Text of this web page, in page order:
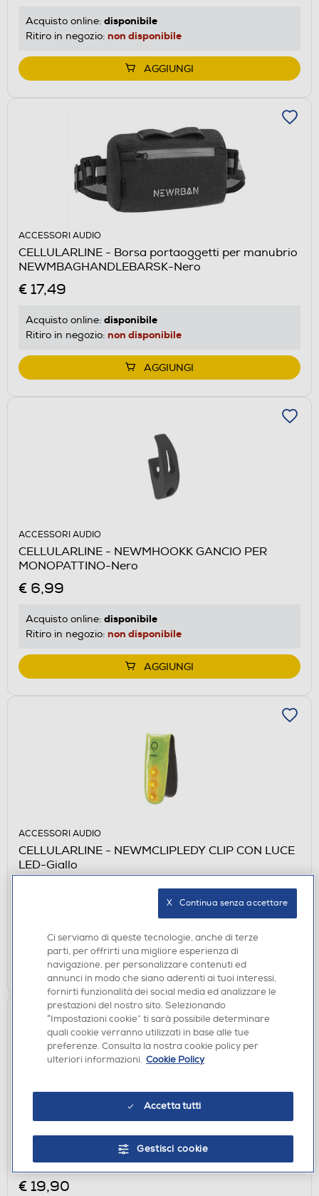
Acquisto online: disponibile
Ritiro in negozio: non disponibile
AGGIUNGI
ACCESSORI AUDIO
CELLULARLINE - Borsa portaoggetti per manubrio
NEWMBAGHANDLEBARSK-Nero
€ 17,49
Acquisto online: disponibile
Ritiro in negozio: non disponibile
AGGIUNGI
ACCESSORI AUDIO
CELLULARLINE - NEWMHOOKK GANCIO PER
MONOPATTINO-Nero
€ 6,99
Acquisto online: disponibile
Ritiro in negozio: non disponibile
AGGIUNGI
ACCESSORI AUDIO
CELLULARLINE - NEWMCLIPLEDY CLIP CON LUCE
LED-Giallo
Ritiro in negozio:non disponibile
AGGIUNGI
CELLULARLINE - Altoparlante Bluetooth
BTSPKACRYLIC4-Multicolore
€ 19,90
Ci serviamo di queste tecnologie, anche di terze
parti, per offrirti una migliore esperienza di
navigazione, per personalizzare contenuti ed
annunci in modo che siano aderenti ai tuoi interessi,
fornirti funzionalità dei social media ed analizzare le
prestazioni del nostro sito. Selezionando
“Impostazioni cookie” ti sarà possibile determinare
quali cookie verranno utilizzati in base alle tue
preferenze. Consulta la nostra cookie policy per
ulteriori informazioni. Cookie Policy
Accetta tutti
Gestisci cookie
X   Continua senza accettare